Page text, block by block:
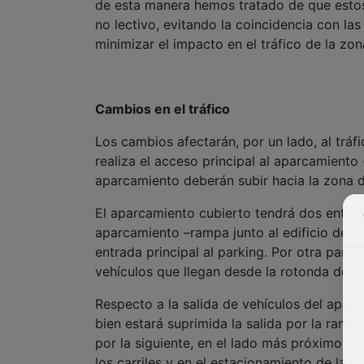
de esta manera hemos tratado de que
no lectivo, evitando la coincidencia con
minimizar el impacto en el tráfico de la
Cambios en el tráfico
Los cambios afectarán, por un lado, al
realiza el acceso principal al
aparcamiento deberán subir hacia la zona
El aparcamiento cubierto tendrá dos
aparcamiento –rampa junto al edificio de
entrada principal al parking. Por otra
vehículos que llegan desde la rotonda de
Respecto a la salida de vehículos del
bien estará suprimida la salida por la
por la siguiente, en el lado más próximo a